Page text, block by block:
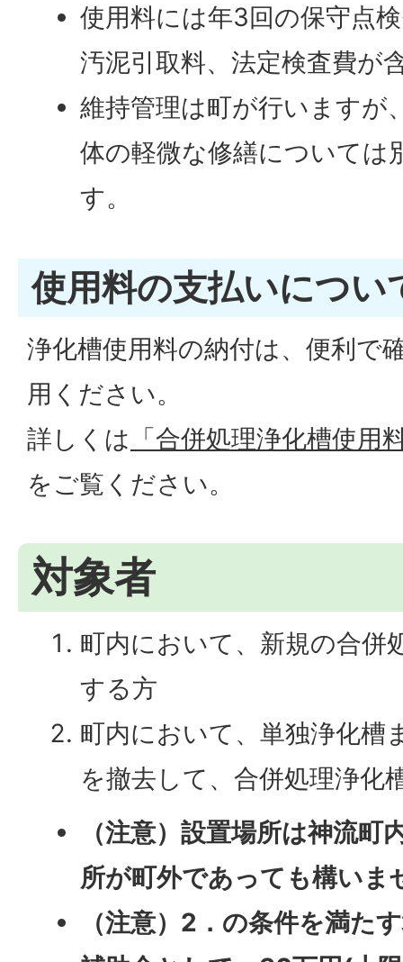
使用料には年3回の保守点
汚泥引取料、法定検査費が
維持管理は町が行いますが
体の軽微な修繕については
す。
使用料の支払いについ
浄化槽使用料の納付は、便利で
用ください。
詳しくは 「合併処理浄化槽使用
をご覧ください。
対象者
町内において、新規の合併
する方
町内において、単独浄化槽
を撤去して、合併処理浄化
（注意）設置場所は神流
所が町外であっても構いま
（注意）2．の条件を満た